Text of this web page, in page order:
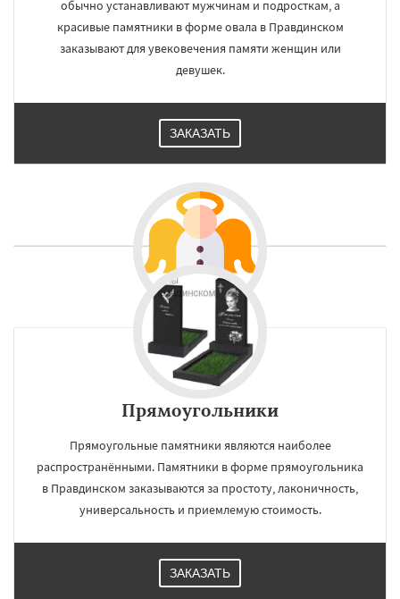
обычно устанавливают мужчинам и подросткам, а
красивые памятники в форме овала в Правдинском
заказывают для увековечения памяти женщин или
девушек.
ЗАКАЗАТЬ
Прямоугольники
Прямоугольные памятники являются наиболее
распространёнными. Памятники в форме прямоугольника
в Правдинском заказываются за простоту, лаконичность,
универсальность и приемлемую стоимость.
ЗАКАЗАТЬ